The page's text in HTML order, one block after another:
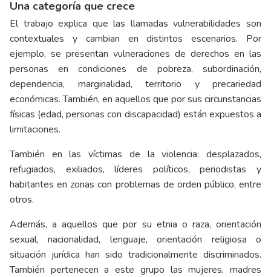
Una categoría que crece
El trabajo explica que las llamadas vulnerabilidades son
contextuales y cambian en distintos escenarios. Por
ejemplo, se presentan vulneraciones de derechos en las
personas en condiciones de pobreza, subordinación,
dependencia, marginalidad, territorio y precariedad
económicas. También, en aquellos que por sus circunstancias
físicas (edad, personas con discapacidad) están expuestos a
limitaciones.
También en las víctimas de la violencia: desplazados,
refugiados, exiliados, líderes políticos, periodistas y
habitantes en zonas con problemas de orden público, entre
otros.
Además, a aquellos que por su etnia o raza, orientación
sexual, nacionalidad, lenguaje, orientación religiosa o
situación jurídica han sido tradicionalmente discriminados.
También pertenecen a este grupo las mujeres, madres